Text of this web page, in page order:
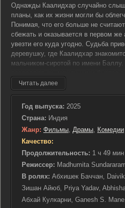
Однажды Каалидхар случайно
планы, как их жизни могли бы
Понимая, что его больше не
сбежать и оказывается в первом же
увезти его куда угодно. Судьба
деревушку, где Каалидхар
мальчиком-сиротой по имени
Баллу, обладая природной
оптимизмом, становится
Каалидхара в этом новом мире.
глаза на простые радости жизни,
счастья. Вместе они начинают
свое место в этом мире, где никто
временем семья Каалидхара,
неожиданно начинает его поиски,
что-то важное, или в их жизни
заставило их пересмотреть
Какими были их истинные
Но для Каалидхара каждый новый
Читать далее
Год выпуска: 2025
Страна: Индия
Жанр: Фильмы, Драмы, Комедии
Качество:
Продолжительность: 1 ч 49 мин
Режиссер: Madhumita
В ролях: Абхишек Баччан,
Зишан Айюб, Priya Yadav,
Абхай Кулкарни, Ganesh S.